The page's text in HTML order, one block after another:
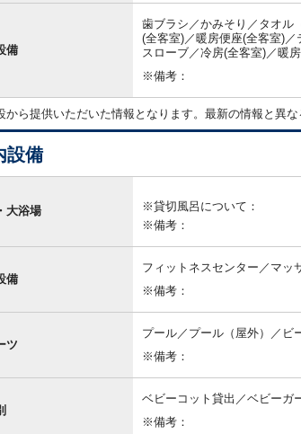
備
歯ブラシ／かみそり／タオル
(全客室)／暖房便座(全客室)
スローブ／冷房(全客室)／暖
※備考：
から提供いただいた情報となります。最新の情報と異
設備
大浴場
※貸切風呂について：
※備考：
備
フィットネスセンター／マッ
※備考：
ツ
プール／プール（屋外）／ビ
※備考：
ベビーコット貸出／ベビーガ
※備考：